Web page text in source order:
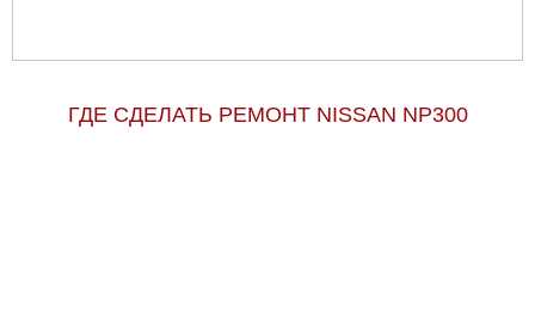
ГДЕ СДЕЛАТЬ РЕМОНТ NISSAN NP300